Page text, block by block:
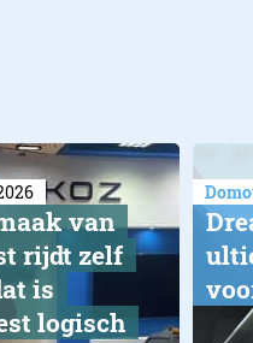
van
rijdt zelf
is
logisch